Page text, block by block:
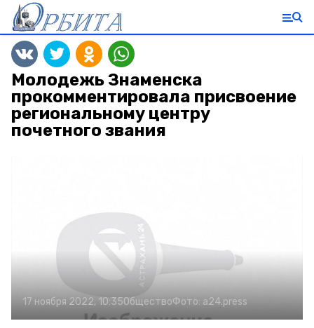
Молодежь Знаменска
прокомментировала присвоение
региональному центру
почетного звания
17 ноября 2022, 10:35ОбществоФото: a24.press